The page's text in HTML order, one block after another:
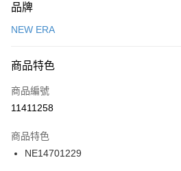
台灣樂天信用卡公司
【關於「AFTEE先享後付」】
便利好安心！
３．安心：先確認商品／服務後，再付款。
【「AFTEE先享後付」結帳流程】
１．於結帳方式選擇「AFTEE先享後付」後
２．訂單成立數日內，您將收到繳費通知簡訊
３．收到繳費通知簡訊後14天內，點擊此簡
ATM／網路銀行／等多元方式進行付款，方視
運送方式
每筆NT$100，滿NT$1,500(含以上)免運
宅配
每筆NT$100，滿NT$1,500(含以上)免運
付款後門市自取
每筆NT$100，滿NT$1,500(含以上)免運
品牌
NEW ERA
商品特色
商品編號
11411258
商品特色
NE14701229